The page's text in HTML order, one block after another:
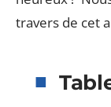
travers de cet